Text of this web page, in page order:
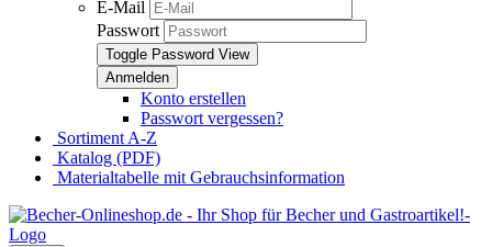
E-Mail
Passwort
Toggle Password View
Konto erstellen
Passwort vergessen?
Sortiment A-Z
Katalog (PDF)
Materialtabelle mit Gebrauchsinformation